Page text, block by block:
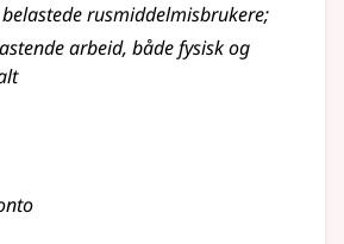
rusmiddelmisbrukere;
arbeid, både fysisk og